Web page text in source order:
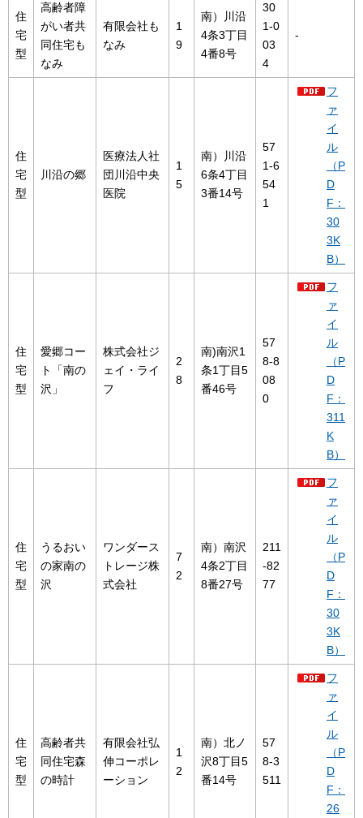
住
宅
型
高齢者障
がい者共
同住宅も
なみ
有限会社も
なみ
1
9
南）川沿
4条3丁目
4番8号
30
1-0
03
4
-
住
宅
型
川沿の郷
医療法人社
団川沿中央
医院
1
5
南）川沿
6条4丁目
3番14号
57
1-6
54
1
フ
ァ
イ
ル
（P
D
F：
30
3K
B）
住
宅
型
愛郷コー
ト「南の
沢」
株式会社ジ
ェイ・ライ
フ
2
8
南)南沢1
条1丁目5
番46号
57
8-8
08
0
フ
ァ
イ
ル
（P
D
F：
311
K
B）
住
宅
型
うるおい
の家南の
沢
ワンダース
トレージ株
式会社
7
2
南）南沢
4条2丁目
8番27号
211
-82
77
フ
ァ
イ
ル
（P
D
F：
30
3K
B）
住
宅
型
高齢者共
同住宅森
の時計
有限会社弘
伸コーポレ
ーション
1
2
南）北ノ
沢8丁目5
番14号
57
8-3
511
フ
ァ
イ
ル
（P
D
F：
26